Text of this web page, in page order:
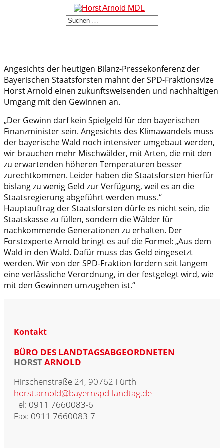
Angesichts der heutigen Bilanz-Pressekonferenz der
Bayerischen Staatsforsten mahnt der SPD-Fraktionsvize
Horst Arnold einen zukunftsweisenden und nachhaltigen
Umgang mit den Gewinnen an.
„Der Gewinn darf kein Spielgeld für den bayerischen
Finanzminister sein. Angesichts des Klimawandels muss
der bayerische Wald noch intensiver umgebaut werden,
wir brauchen mehr Mischwälder, mit Arten, die mit den
zu erwartenden höheren Temperaturen besser
zurechtkommen. Leider haben die Staatsforsten hierfür
bislang zu wenig Geld zur Verfügung, weil es an die
Staatsregierung abgeführt werden muss.“
Hauptauftrag der Staatsforsten dürfe es nicht sein, die
Staatskasse zu füllen, sondern die Wälder für
nachkommende Generationen zu erhalten. Der
Forstexperte Arnold bringt es auf die Formel: „Aus dem
Wald in den Wald. Dafür muss das Geld eingesetzt
werden. Wir von der SPD-Fraktion fordern seit langem
eine verlässliche Verordnung, in der festgelegt wird, wie
mit den Gewinnen umzugehen ist.“
Kontakt
BÜRO DES LANDTAGSABGEORDNETEN
HORSTARNOLD
Hirschenstraße 24, 90762 Fürth
horst.arnold@bayernspd-landtag.de
Tel: 0911 7660083-6
Fax: 0911 7660083-7